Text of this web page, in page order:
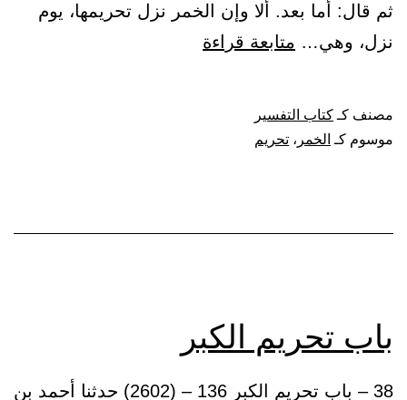
ثم قال: أما بعد. ألا وإن الخمر نزل تحريمها، يوم
نزل، وهي… متابعة قراءة
مصنف كـكتاب التفسير
موسوم كـ الخمر ، تحريم
باب تحريم الكبر
38 – باب تحريم الكبر 136 – (2602) حدثنا أحمد بن